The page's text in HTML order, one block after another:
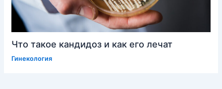
Что такое кандидоз и как его лечат
Гинекология